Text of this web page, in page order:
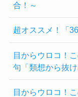
合！～
超オススメ！「
目からウロコ！
句「類想から抜け
目からウロコ！